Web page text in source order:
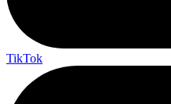
TikTok